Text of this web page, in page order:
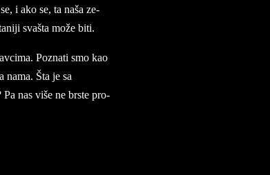
i ako se, ta naša ze­
sva­šta može biti.
Po­zna­ti smo kao
Šta je sa
nas više ne br­ste pro­